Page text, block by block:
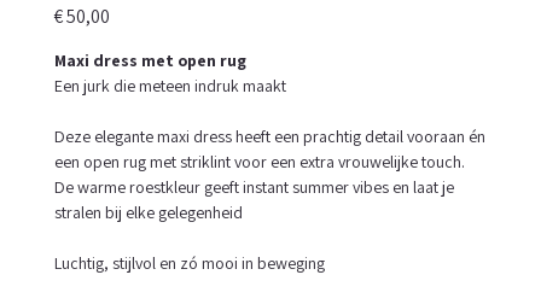
Prijs
€ 50,00
Maxi dress met open rug
Een jurk die meteen indruk maakt
Deze elegante maxi dress heeft een prachtig detail vooraan én
een open rug met striklint voor een extra vrouwelijke touch.
De warme roestkleur geeft instant summer vibes en laat je
stralen bij elke gelegenheid
Luchtig, stijlvol en zó mooi in beweging